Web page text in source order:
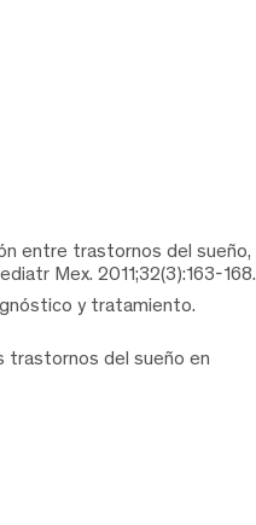
entre trastornos del sueño,
Mex. 2011;32(3):163-168.
y tratamiento.
trastornos del sueño en